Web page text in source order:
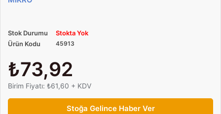
Stok Durumu
Stokta Yok
Ürün Kodu
45913
₺73,92
Birim Fiyatı: ₺61,60 + KDV
Stoğa Gelince Haber Ver